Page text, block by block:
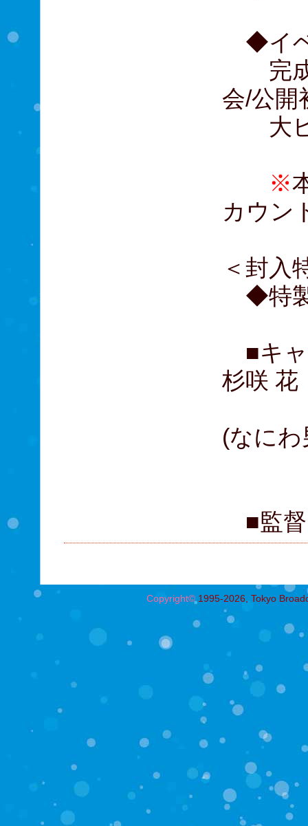
◆イ
完成
会/公開
大ヒ
※
カウン
＜封入
◆特
■キ
杉咲 花
(なに
■監督
Copyright©1995-2026, Tokyo